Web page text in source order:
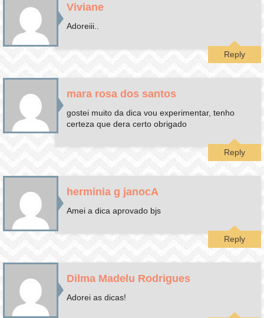
Viviane
Adoreiii..
Reply
mara rosa dos santos
gostei muito da dica vou experimentar, tenho
certeza que dera certo obrigado
Reply
herminia g janocA
Amei a dica aprovado bjs
Reply
Dilma Madelu Rodrigues
Adorei as dicas!